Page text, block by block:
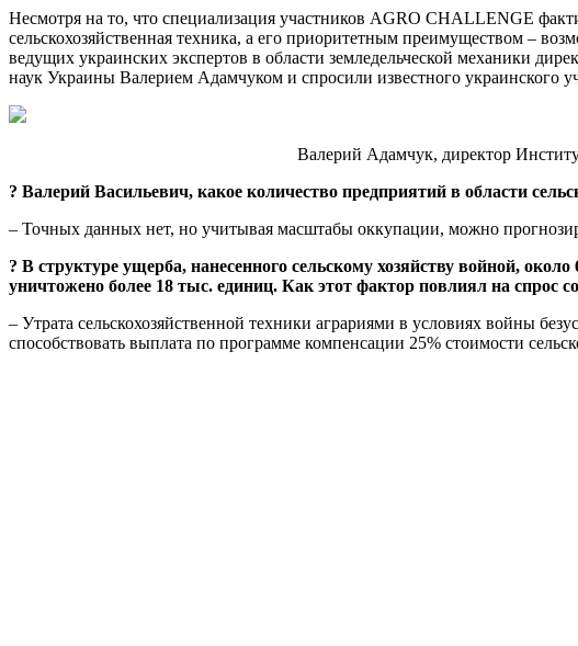
Несмотря на то, что специализация участников AGRO CHALLENGE
сельскохозяйственная техника, а его приоритетным преимуществом –
ведущих украинских экспертов в области земледельческой механики
наук Украины Валерием Адамчуком и спросили известного украинского
Валерий Адамчук, директор
? Валерий Васильевич, какое количество предприятий в области
– Точных данных нет, но учитывая масштабы оккупации, можно
? В структуре ущерба, нанесенного сельскому хозяйству войной,
уничтожено более 18 тыс. единиц. Как этот фактор повлиял на спрос
– Утрата сельскохозяйственной техники аграриями в условиях войны
способствовать выплата по программе компенсации 25% стоимости